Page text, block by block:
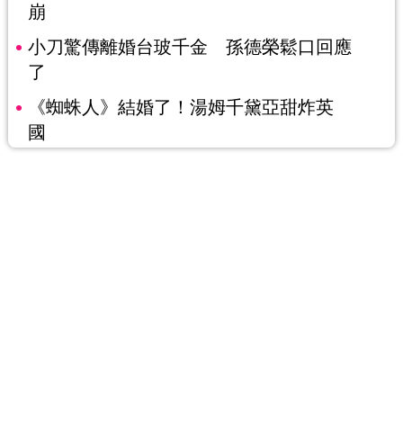
崩
小刀驚傳離婚台玻千金 孫德榮鬆口回應
了
《蜘蛛人》結婚了！湯姆千黛亞甜炸英
國